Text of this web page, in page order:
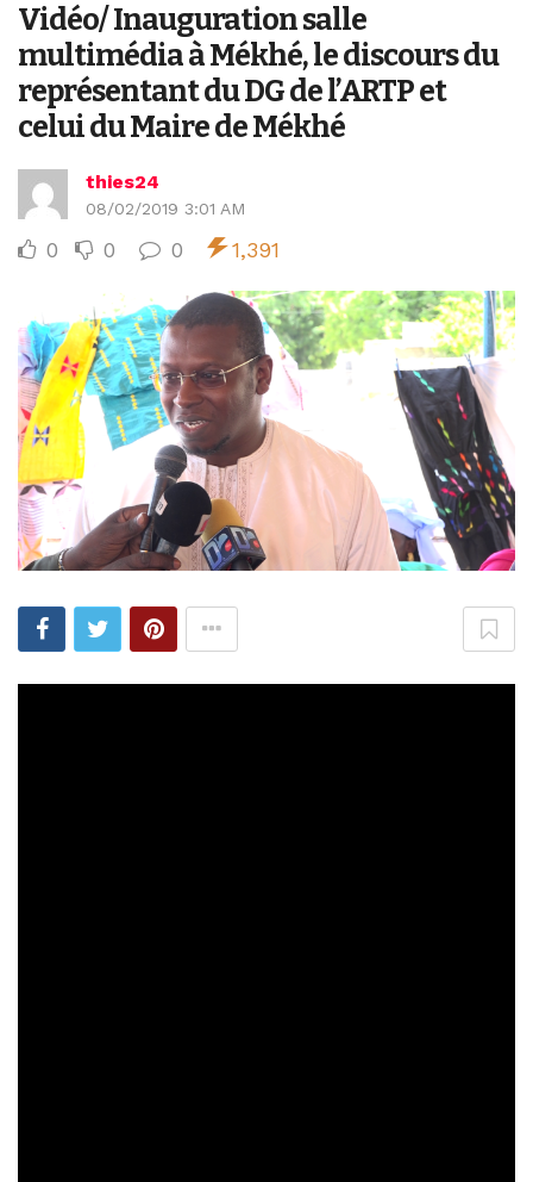
Vidéo/ Inauguration salle
multimédia à Mékhé, le discours du
représentant du DG de l’ARTP et
celui du Maire de Mékhé
thies24
08/02/2019 3:01 AM
0 0 0 1,391